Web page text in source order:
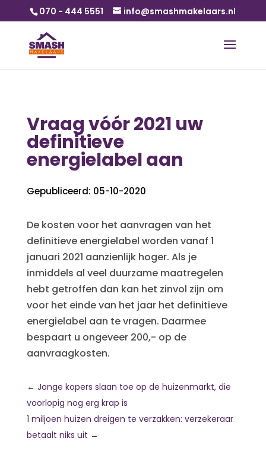
070 - 444 5551 info@smashmakelaars.nl
Vraag vóór 2021 uw
definitieve
energielabel aan
Gepubliceerd: 05-10-2020
De kosten voor het aanvragen van het
definitieve energielabel worden vanaf 1
januari 2021 aanzienlijk hoger. Als je
inmiddels al veel duurzame maatregelen
hebt getroffen dan kan het zinvol zijn om
voor het einde van het jaar het definitieve
energielabel aan te vragen. Daarmee
bespaart u ongeveer 200,- op de
aanvraagkosten.
← Jonge kopers slaan toe op de huizenmarkt, die
voorlopig nog erg krap is
1 miljoen huizen dreigen te verzakken: verzekeraar
betaalt niks uit →